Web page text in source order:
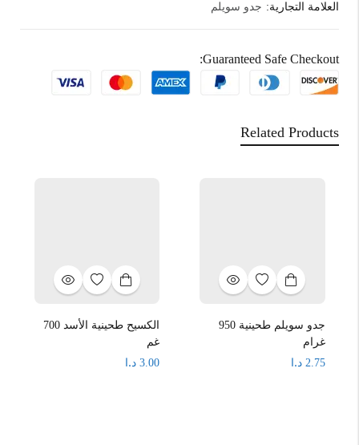
العلامة التجارية: جدو سويلم
Guaranteed Safe Checkout:
Related Products
جدو سويلم طحينية 950
غرام
2.75 د.ا
الكسيح طحينية الأسد 700
غم
3.00 د.ا